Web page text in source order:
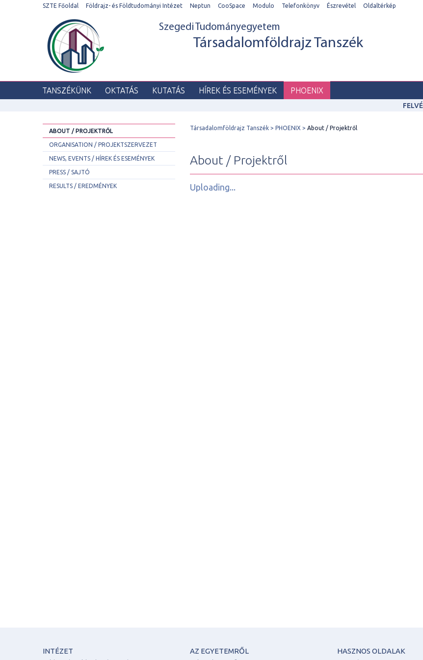
SZTE Főoldal Földrajz- és Földtudományi Intézet Neptun CooSpace Modulo Telefonkönyv Észrevétel Oldaltérkép
Szegedi Tudományegyetem
Társadalomföldrajz Tanszék
TANSZÉKÜNK OKTATÁS KUTATÁS HÍREK ÉS ESEMÉNYEK PHOENIX
ABOUT / PROJEKTRŐL
ORGANISATION / PROJEKTSZERVEZET
NEWS, EVENTS / HÍREK ÉS ESEMÉNYEK
PRESS / SAJTÓ
RESULTS / EREDMÉNYEK
Társadalomföldrajz Tanszék PHOENIX About / Projektről
About / Projektről
Uploading...
INTÉZET AZ EGYETEMRŐL HASZNOS OLDALAK